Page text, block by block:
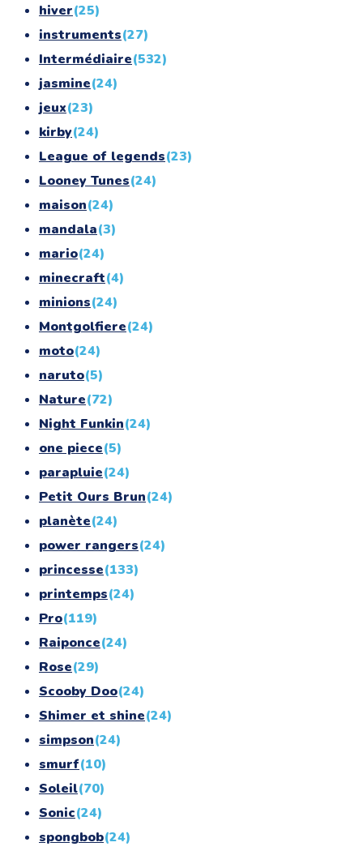
hiver(25)
instruments(27)
Intermédiaire(532)
jasmine(24)
jeux(23)
kirby(24)
League of legends(23)
Looney Tunes(24)
maison(24)
mandala(3)
mario(24)
minecraft(4)
minions(24)
Montgolfiere(24)
moto(24)
naruto(5)
Nature(72)
Night Funkin(24)
one piece(5)
parapluie(24)
Petit Ours Brun(24)
planète(24)
power rangers(24)
princesse(133)
printemps(24)
Pro(119)
Raiponce(24)
Rose(29)
Scooby Doo(24)
Shimer et shine(24)
simpson(24)
smurf(10)
Soleil(70)
Sonic(24)
spongbob(24)